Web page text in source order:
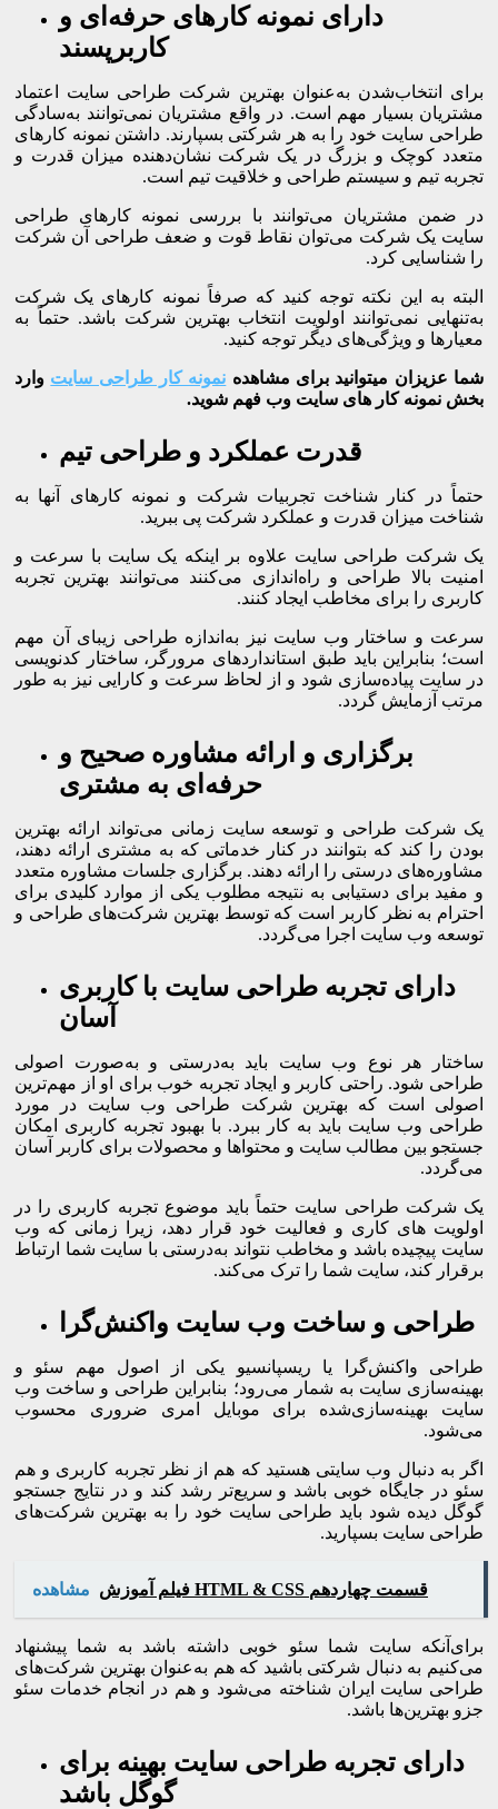
دارای نمونه کارهای حرفه‌ای و
کاربرپسند
برای انتخاب‌شدن به‌عنوان بهترین شرکت طراحی سایت اعتماد
مشتریان بسیار مهم است. در واقع مشتریان نمی‌توانند به‌سادگی
طراحی سایت خود را به هر شرکتی بسپارند. داشتن نمونه کارهای
متعدد کوچک و بزرگ در یک شرکت نشان‌دهنده میزان قدرت و
تجربه تیم و سیستم طراحی و خلاقیت تیم است.
در ضمن مشتریان می‌توانند با بررسی نمونه کارهای طراحی
سایت یک شرکت می‌توان نقاط قوت و ضعف طراحی آن شرکت
را شناسایی کرد.
البته به این نکته توجه کنید که صرفاً نمونه کارهای یک شرکت
به‌تنهایی نمی‌توانند اولویت انتخاب بهترین شرکت باشد. حتماً به
معیارها و ویژگی‌های دیگر توجه کنید.
شما عزیزان میتوانید برای مشاهده نمونه کار طراحی سایت وارد
بخش نمونه کار های سایت وب فهم شوید.
قدرت عملکرد و طراحی تیم
حتماً در کنار شناخت تجربیات شرکت و نمونه کارهای آنها به
شناخت میزان قدرت و عملکرد شرکت پی ببرید.
یک شرکت طراحی سایت علاوه بر اینکه یک سایت با سرعت و
امنیت بالا طراحی و راه‌اندازی می‌کنند می‌توانند بهترین تجربه
کاربری را برای مخاطب ایجاد کنند.
سرعت و ساختار وب سایت نیز به‌اندازه طراحی زیبای آن مهم
است؛ بنابراین باید طبق استانداردهای مرورگر، ساختار کدنویسی
در سایت پیاده‌سازی شود و از لحاظ سرعت و کارایی نیز به طور
مرتب آزمایش گردد.
برگزاری و ارائه مشاوره صحیح و
حرفه‌ای به مشتری
یک شرکت طراحی و توسعه سایت زمانی می‌تواند ارائه بهترین
بودن را کند که بتوانند در کنار خدماتی که به مشتری ارائه دهند،
مشاوره‌های درستی را ارائه دهند. برگزاری جلسات مشاوره متعدد
و مفید برای دستیابی به نتیجه مطلوب یکی از موارد کلیدی برای
احترام به نظر کاربر است که توسط بهترین شرکت‌های طراحی و
توسعه وب سایت اجرا می‌گردد.
دارای تجربه طراحی سایت با کاربری
آسان
ساختار هر نوع وب سایت باید به‌درستی و به‌صورت اصولی
طراحی شود. راحتی کاربر و ایجاد تجربه خوب برای او از مهم‌ترین
اصولی است که بهترین شرکت طراحی وب سایت در مورد
طراحی وب سایت باید به کار ببرد. با بهبود تجربه کاربری امکان
جستجو بین مطالب سایت و محتواها و محصولات برای کاربر آسان
می‌گردد.
یک شرکت طراحی سایت حتماً باید موضوع تجربه کاربری را در
اولویت های کاری و فعالیت خود قرار دهد، زیرا زمانی که وب
سایت پیچیده باشد و مخاطب نتواند به‌درستی با سایت شما ارتباط
برقرار کند، سایت شما را ترک می‌کند.
طراحی و ساخت وب سایت واکنش‌گرا
طراحی واکنش‌گرا یا ریسپانسیو یکی از اصول مهم سئو و
بهینه‌سازی سایت به شمار می‌رود؛ بنابراین طراحی و ساخت وب
سایت بهینه‌سازی‌شده برای موبایل امری ضروری محسوب
می‌شود.
اگر به دنبال وب سایتی هستید که هم از نظر تجربه کاربری و هم
سئو در جایگاه خوبی باشد و سریع‌تر رشد کند و در نتایج جستجو
گوگل دیده شود باید طراحی سایت خود را به بهترین شرکت‌های
طراحی سایت بسپارید.
مشاهده فیلم آموزش HTML & CSS قسمت چهاردهم
برای‌آنکه سایت شما سئو خوبی داشته باشد به شما پیشنهاد
می‌کنیم به دنبال شرکتی باشید که هم به‌عنوان بهترین شرکت‌های
طراحی سایت ایران شناخته می‌شود و هم در انجام خدمات سئو
جزو بهترین‌ها باشد.
دارای تجربه طراحی سایت بهینه برای
گوگل باشد